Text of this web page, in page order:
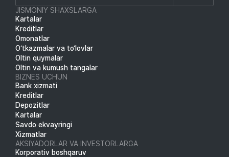
JISMONIY SHAXSLARGA
Kartalar
Kreditlar
Omonatlar
O‘tkazmalar va to‘lovlar
Oltin quymalar
Oltin va kumush tangalar
BIZNES UCHUN
Bank xizmati
Kreditlar
Depozitlar
Kartalar
Savdo ekvayringi
Xizmatlar
AKSIYADORLAR VA INVESTORLARGA
Korporativ boshqaruv